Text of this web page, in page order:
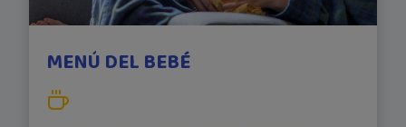
MENÚ DEL BEBÉ